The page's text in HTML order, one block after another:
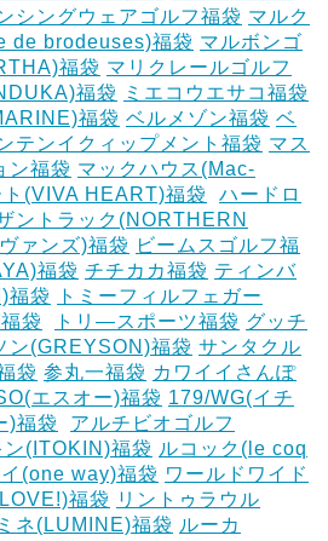
シングウェアゴルフ福袋 マルク
de brodeuses)福袋 マルボンゴ
福袋 マリクレールゴルフ
福袋
ミエコウエサコ福袋
福袋 ベルメゾン福袋 ベ
テンイクィップメント福袋 マス
ン福袋 マックハウス(Mac-
ト(VIVA HEART)福袋
ハードロ
ントラック(NORTHERN
ァンズ)福袋 ビームスゴルフ福
福袋 チチカカ福袋 ティンバ
福袋
トミーフィルフェガー
袋
トリ―スポーツ福袋 グッチ
ン(GREYSON)福袋 サンタクル
袋 参丸一福袋 カワイイさんぽ
エスオー)福袋 179/WG(イチ
)福袋
アルチビオゴルフ
ン(ITOKIN)福袋 ルコック(le coq
(one way)福袋 ワールドワイド
福袋 リントゥラウル
ネ(LUMINE)福袋 ルーカ